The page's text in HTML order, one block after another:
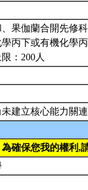
果伽蘭合開先修
丙下或有機化學
：200人
建立核心能力關連
為確保您我的權利,